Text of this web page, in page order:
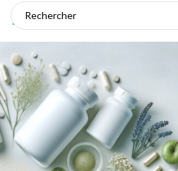
NOS COMPLEXES